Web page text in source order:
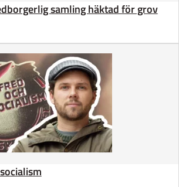
samling häktad för grov